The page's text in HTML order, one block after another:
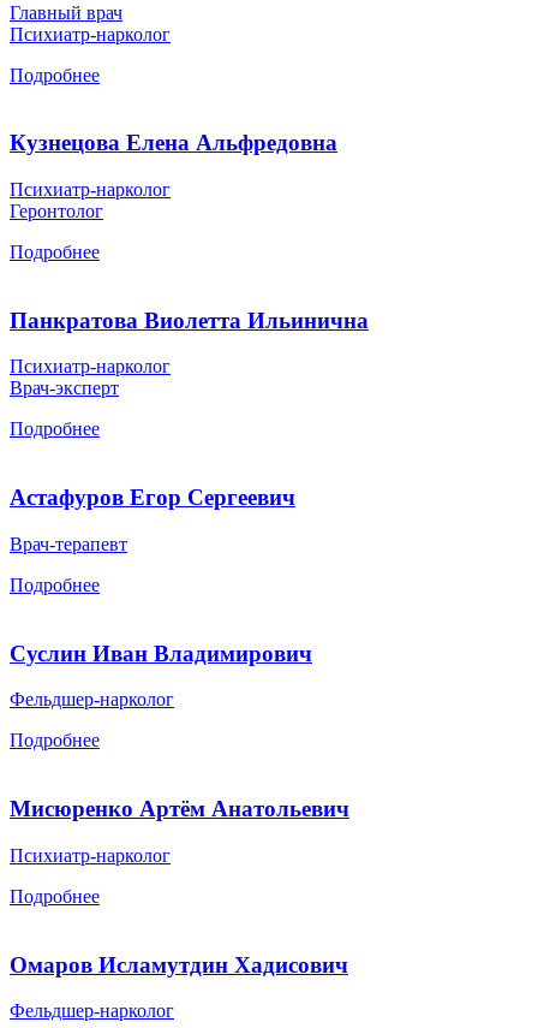
Главный врач
Психиатр-нарколог
Подробнее
Кузнецова Елена Альфредовна
Психиатр-нарколог
Геронтолог
Подробнее
Панкратова Виолетта Ильинична
Психиатр-нарколог
Врач-эксперт
Подробнее
Астафуров Егор Сергеевич
Врач-терапевт
Подробнее
Суслин Иван Владимирович
Фельдшер-нарколог
Подробнее
Мисюренко Артём Анатольевич
Психиатр-нарколог
Подробнее
Омаров Исламутдин Хадисович
Фельдшер-нарколог